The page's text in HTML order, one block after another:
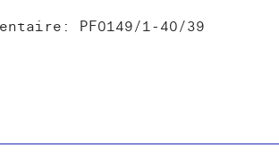
PF0149/1-40/39